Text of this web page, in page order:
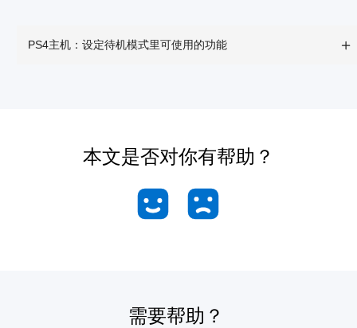
PS4主机：设定待机模式里可使用的功能
本文是否对你有帮助？
需要帮助？